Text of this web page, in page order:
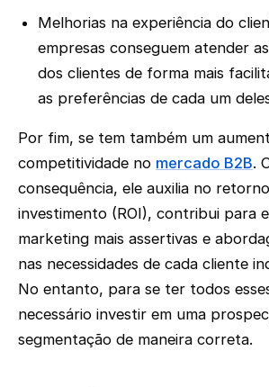
Melhorias na experiência do
empresas conseguem atender
dos clientes de forma mais
as preferências de cada um
Por fim, se tem também um
competitividade no mercado B2B.
consequência, ele auxilia no
investimento (ROI), contribui para
marketing mais assertivas e
nas necessidades de cada cliente
No entanto, para se ter todos
necessário investir em uma
segmentação de maneira correta.